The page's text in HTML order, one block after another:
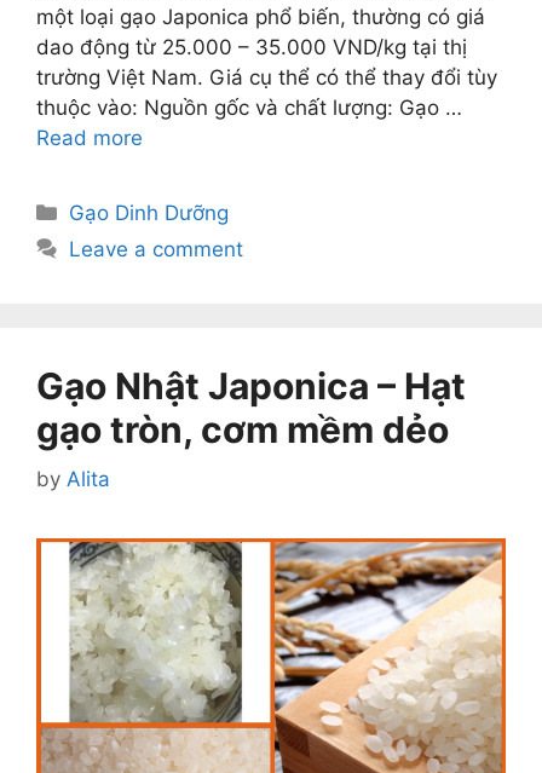
một loại gạo Japonica phổ biến, thường có giá
dao động từ 25.000 – 35.000 VND/kg tại thị
trường Việt Nam. Giá cụ thể có thể thay đổi tùy
thuộc vào: Nguồn gốc và chất lượng: Gạo …
Read more
Categories
Gạo Dinh Dưỡng
Leave a comment
Gạo Nhật Japonica – Hạt
gạo tròn, cơm mềm dẻo
by Alita